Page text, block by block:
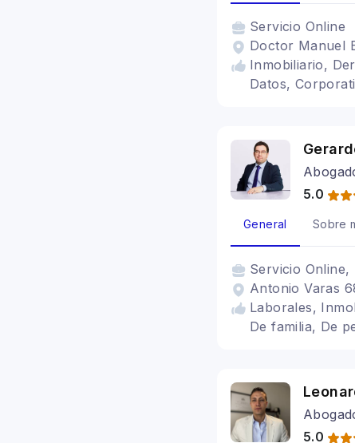
Servicio Online
Doctor Manuel
Inmobiliario,
Datos,
5.0
General Sobre
Servicio Online,
Antonio Varas
Laborales,
De familia, De
5.0